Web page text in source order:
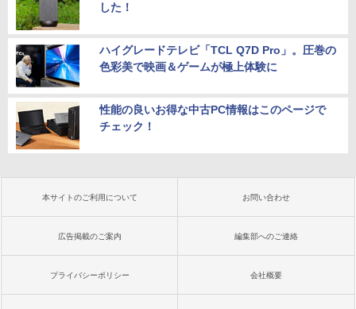
した！
ハイグレードテレビ「TCL Q7D Pro」。圧巻の
色彩美で映画＆ゲームが極上体験に
性能の良いお得な中古PC情報はこのページで
チェック！
本サイトのご利用について お問い合わせ
広告掲載のご案内 編集部へのご連絡
プライバシーポリシー 会社概要